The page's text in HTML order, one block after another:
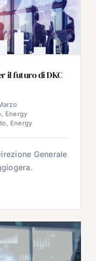
il futuro di DKC
, Energy
, Energy
Generale